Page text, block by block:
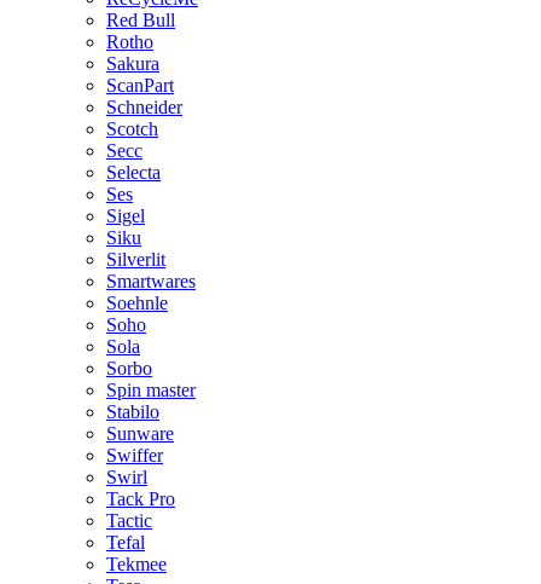
Red Bull
Rotho
Sakura
ScanPart
Schneider
Scotch
Secc
Selecta
Ses
Sigel
Siku
Silverlit
Smartwares
Soehnle
Soho
Sola
Sorbo
Spin master
Stabilo
Sunware
Swiffer
Swirl
Tack Pro
Tactic
Tefal
Tekmee